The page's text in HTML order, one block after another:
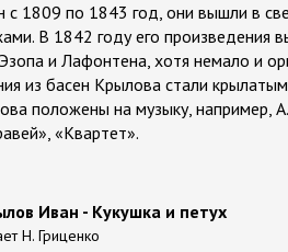
с 1809 по 1843 год, они вышли в
В 1842 году его произведения
и Лафонтена, хотя немало и
из басен Крылова стали
положены на музыку, например,
«Квартет».
Иван - Кукушка и петух
Н. Гриценко